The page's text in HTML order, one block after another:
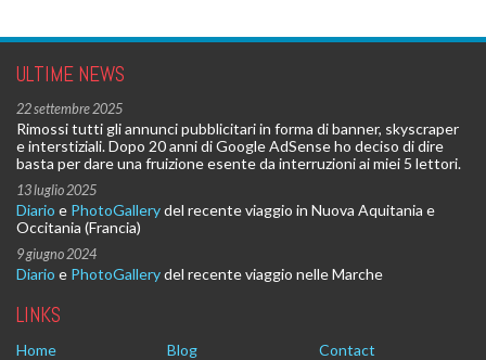
ULTIME NEWS
22 settembre 2025
Rimossi tutti gli annunci pubblicitari in forma di banner, skyscraper
e interstiziali. Dopo 20 anni di Google AdSense ho deciso di dire
basta per dare una fruizione esente da interruzioni ai miei 5 lettori.
13 luglio 2025
Diario e PhotoGallerydel recente viaggio in Nuova Aquitania e
Occitania (Francia)
9 giugno 2024
Diario e PhotoGallerydel recente viaggio nelle Marche
LINKS
Home Blog
Contact